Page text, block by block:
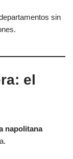
sin
el
napolitana